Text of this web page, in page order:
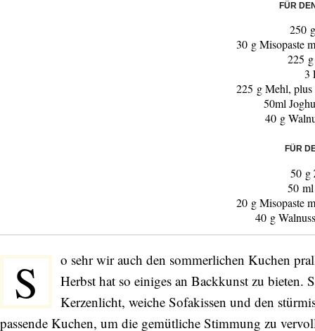
FÜR
250
30 g Misopaste
225
3
225 g Mehl,
50ml
40 g
FÜR
50 g
50 ml
20 g Misopaste
40 g
S
o sehr wir auch den sommerlichen Kuchen
Herbst hat so einiges an Backkunst zu bieten.
Kerzenlicht, weiche Sofakissen und den
passende Kuchen, um die gemütliche Stimmung zu